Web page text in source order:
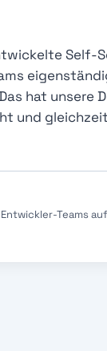
Self-
hat unsere
und
Teams